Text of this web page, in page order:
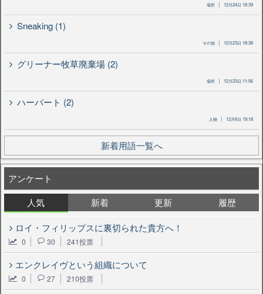
場所 12月24日 18:39
Sneaking (1)
その他 12月23日 18:38
グリーナー牧草廃棄場 (2)
場所 12月23日 11:56
ハーバート (2)
人物 12月6日 19:18
新着用語一覧へ
アンケート
人気
新着 更新 履歴
ロイ・フィリップスに裏切られた貴方へ！
0 30 241投票
エンクレイヴという組織について
0 27 210投票